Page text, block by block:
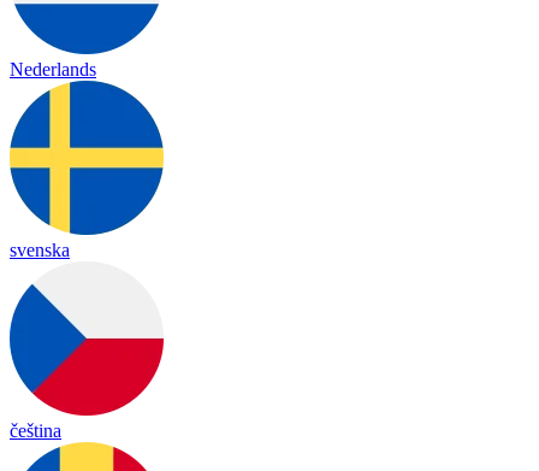
Nederlands
svenska
čeština